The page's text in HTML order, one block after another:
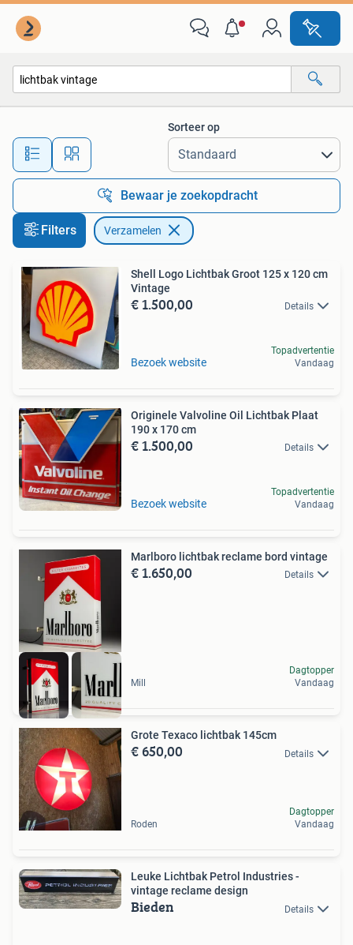
Alle afstanden…
Sorteer op
Bewaar je zoekopdracht
Filters Verzamelen
Shell Logo Lichtbak Groot 125 x 120 cm
Vintage
€ 1.500,00 Details
Bezoek website
Topadvertentie
Vandaag
Originele Valvoline Oil Lichtbak Plaat
190 x 170 cm
€ 1.500,00 Details
Bezoek website
Topadvertentie
Vandaag
Marlboro lichtbak reclame bord vintage
€ 1.650,00 Details
Mill
Dagtopper
Vandaag
Grote Texaco lichtbak 145cm
€ 650,00 Details
Roden
Dagtopper
Vandaag
Leuke Lichtbak Petrol Industries -
vintage reclame design
Bieden Details